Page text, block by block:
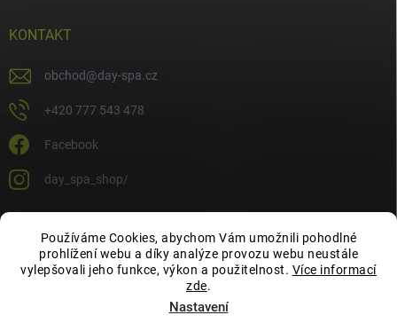
Používáme Cookies, abychom Vám umožnili pohodlné
prohlížení webu a díky analýze provozu webu neustále
vylepšovali jeho funkce, výkon a použitelnost. Více informací
zde.
Nastavení
KONTAKT
obchod@day-spa.cz
+420 777 543 478
Facebook
day_spa_shop/
OCHRANA OSOBNÍCH ÚDAJŮ